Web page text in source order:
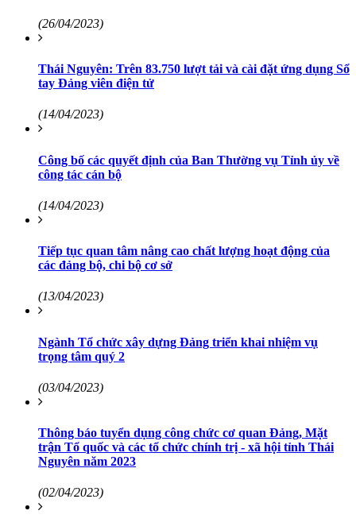
(26/04/2023)
Thái Nguyên: Trên 83.750 lượt tải và cài đặt ứng dụng Sổ
tay Đảng viên điện tử
(14/04/2023)
Công bố các quyết định của Ban Thường vụ Tỉnh ủy về
công tác cán bộ
(14/04/2023)
Tiếp tục quan tâm nâng cao chất lượng hoạt động của
các đảng bộ, chi bộ cơ sở
(13/04/2023)
Ngành Tổ chức xây dựng Đảng triển khai nhiệm vụ
trọng tâm quý 2
(03/04/2023)
Thông báo tuyển dụng công chức cơ quan Đảng, Mặt
trận Tổ quốc và các tổ chức chính trị - xã hội tỉnh Thái
Nguyên năm 2023
(02/04/2023)